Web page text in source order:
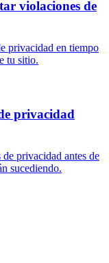
violaciones de
privacidad en tiempo
tu sitio.
privacidad
privacidad antes de
sucediendo.